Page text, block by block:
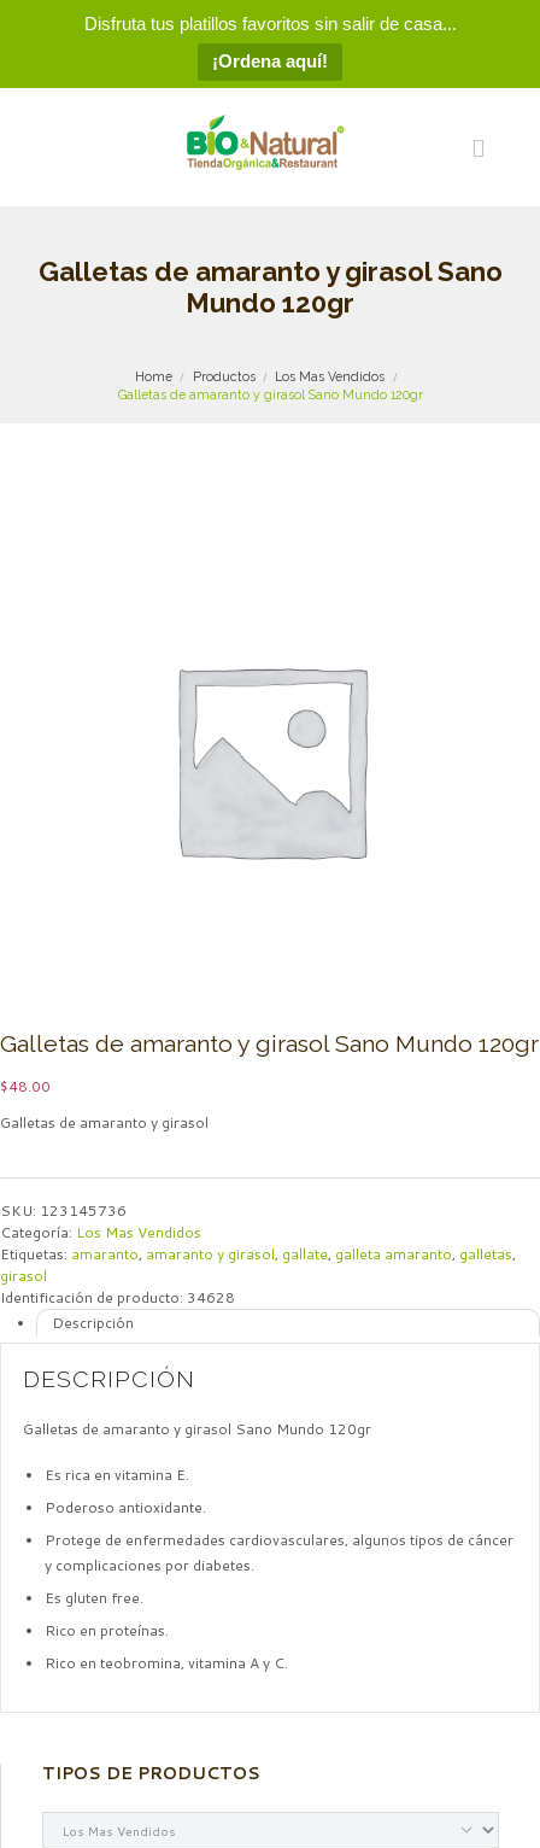
Disfruta tus platillos favoritos sin salir de casa...
¡Ordena aquí!
Galletas de amaranto y girasol Sano
Mundo 120gr
Home Productos
Los Mas Vendidos
Galletas de amaranto y girasol Sano Mundo 120gr
Galletas de amaranto y girasol Sano Mundo 120gr
$48.00
Galletas de amaranto y girasol
SKU: 123145736
Categoría: Los Mas Vendidos
Etiquetas: amaranto, amaranto y girasol, gallate, galleta amaranto, galletas,
girasol
Identificación de producto: 34628
Descripción
DESCRIPCIÓN
Galletas de amaranto y girasol Sano Mundo 120gr
Es rica en vitamina E.
Poderoso antioxidante.
Protege de enfermedades cardiovasculares, algunos tipos de cáncer
y complicaciones por diabetes.
Es gluten free.
Rico en proteínas.
Rico en teobromina, vitamina A y C.
TIPOS DE PRODUCTOS